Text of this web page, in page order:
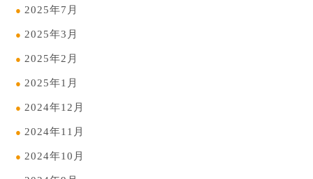
2025年7月
2025年3月
2025年2月
2025年1月
2024年12月
2024年11月
2024年10月